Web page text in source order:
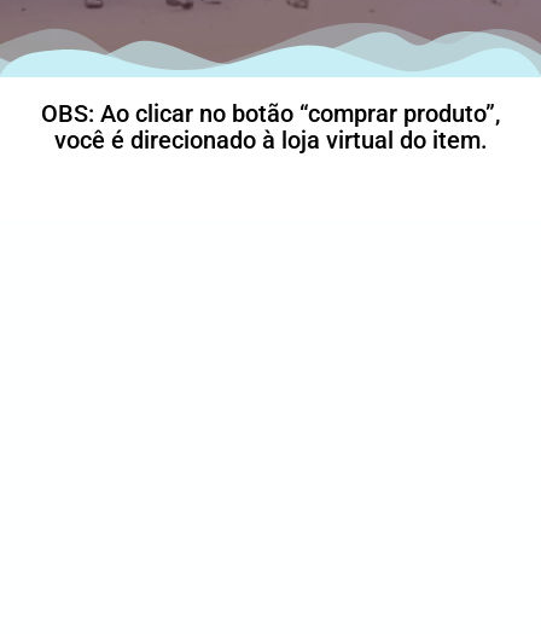
OBS: Ao clicar no botão “comprar produto”,
você é direcionado à loja virtual do item.